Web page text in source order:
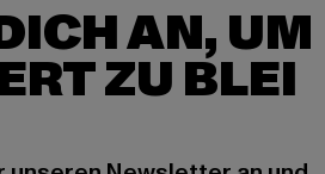
AN, UM
ZU BLEI